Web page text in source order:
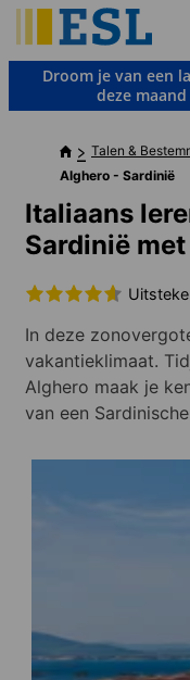
to
main
contentDroom je van een
deze
Talen &
Alghero - Sardinië
Italiaans
Sardinië
In deze
vakantieklimaat.
Alghero maak je
van een